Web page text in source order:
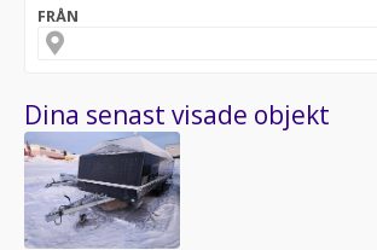
FRÅN
Dina senast visade objekt